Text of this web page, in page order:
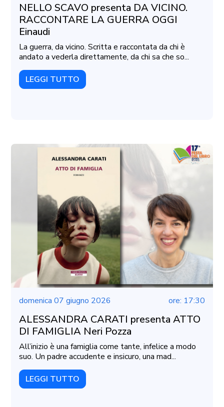
NELLO SCAVO presenta DA VICINO.
RACCONTARE LA GUERRA OGGI
Einaudi
La guerra, da vicino. Scritta e raccontata da chi è
andato a vederla direttamente, da chi sa che so...
LEGGI TUTTO
domenica 07 giugno 2026 ore: 17:30
ALESSANDRA CARATI presenta ATTO
DI FAMIGLIA Neri Pozza
All’inizio è una famiglia come tante, infelice a modo
suo. Un padre accudente e insicuro, una mad...
LEGGI TUTTO